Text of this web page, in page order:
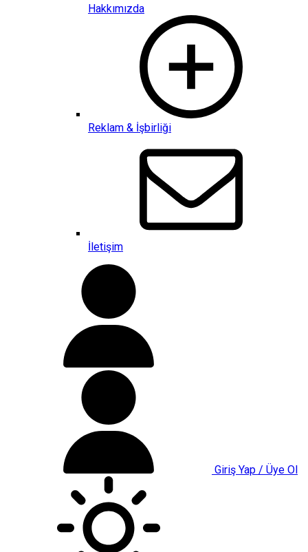
Hakkımızda
Reklam & İşbirliği
İletişim
Giriş Yap / Üye Ol